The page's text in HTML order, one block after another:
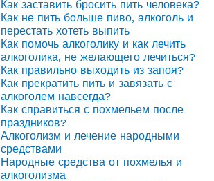
Как заставить бросить пить человека?
Как не пить больше пиво, алкоголь и
перестать хотеть выпить
Как помочь алкоголику и как лечить
алкоголика, не желающего лечиться?
Как правильно выходить из запоя?
Как прекратить пить и завязать с
алкоголем навсегда?
Как справиться с похмельем после
праздников?
Алкоголизм и лечение народными
средствами
Народные средства от похмелья и
алкоголизма